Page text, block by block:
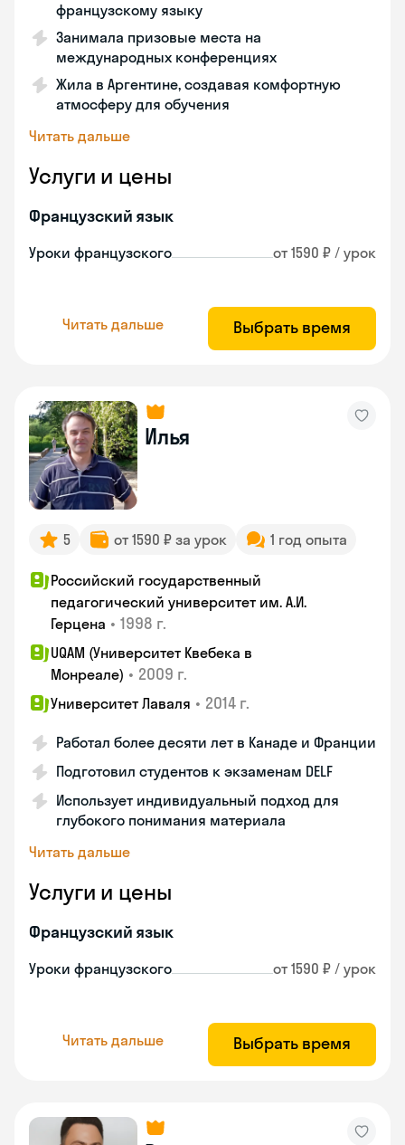
французскому языку
Занимала призовые места на
международных конференциях
Жила в Аргентине, создавая комфортную
атмосферу для обучения
Читать дальше
Услуги и цены
Французский язык
Уроки французского от 1590 ₽ / урок
Читать дальше Выбрать время
Илья
5 от 1590 ₽ за урок 1 год опыта
Российский государственный
педагогический университет им. А.И.
Герцена • 1998 г.
UQAM (Университет Квебека в
Монреале) • 2009 г.
Университет Лаваля • 2014 г.
Работал более десяти лет в Канаде и Франции
Подготовил студентов к экзаменам DELF
Использует индивидуальный подход для
глубокого понимания материала
Читать дальше
Услуги и цены
Французский язык
Уроки французского от 1590 ₽ / урок
Читать дальше Выбрать время